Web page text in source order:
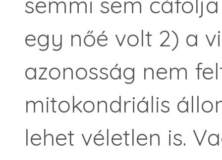
egy nőé volt 2) a
azonosság nem
mitokondriális
lehet véletlen is.